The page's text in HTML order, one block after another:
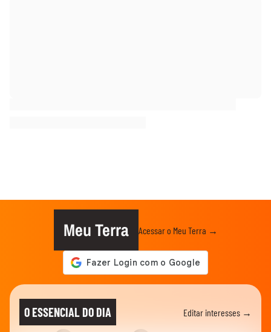
Meu Terra Acessar o Meu Terra →
O ESSENCIAL DO DIA Editar interesses →